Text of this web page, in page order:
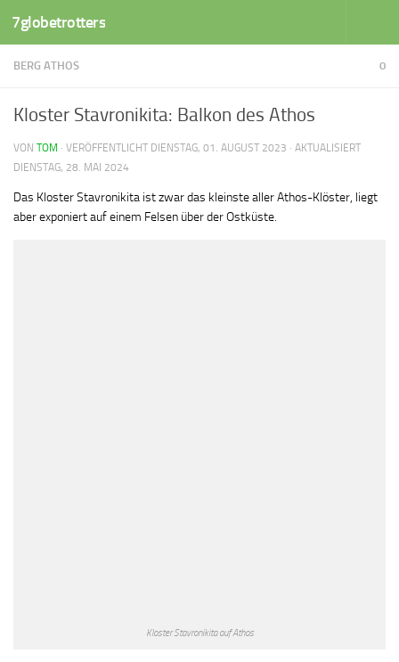
Zum Inhalt springen
7globetrotters
BERG ATHOS 0
Kloster Stavronikita: Balkon des Athos
VON TOM · VERÖFFENTLICHT DIENSTAG, 01. AUGUST 2023 · AKTUALISIERT
DIENSTAG, 28. MAI 2024
Das Kloster Stavronikita ist zwar das kleinste aller Athos-Klöster, liegt
aber exponiert auf einem Felsen über der Ostküste.
Kloster Stavronikita auf Athos